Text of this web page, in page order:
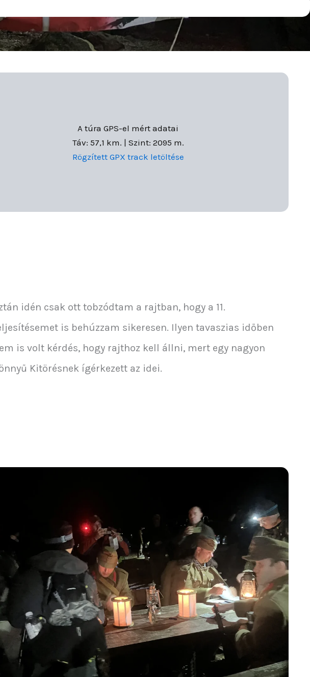
A túra GPS-el mért adatai
Táv: 57,1 km. | Szint: 2095 m.
Rögzített GPX track letöltése
idén csak ott tobzódtam a rajtban, hogy a 11.
is behúzzam sikeresen. Ilyen tavaszias időben
is volt kérdés, hogy rajthoz kell állni, mert egy nagyon
Kitörésnek ígérkezett az idei.